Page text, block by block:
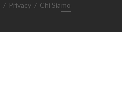
/ Privacy / Chi Siamo